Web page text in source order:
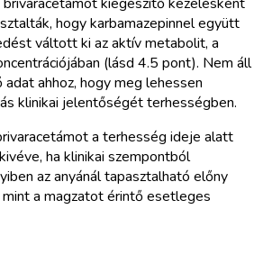
hogy karbamazepinnel együtt
váltott ki az aktív metabolit, a
(lásd 4.5 pont). Nem áll
ahhoz, hogy meg lehessen
klinikai jelentőségét terhességben.
a terhesség ideje alatt
ha klinikai szempontból
az anyánál tapasztalható előny
a magzatot érintő esetleges